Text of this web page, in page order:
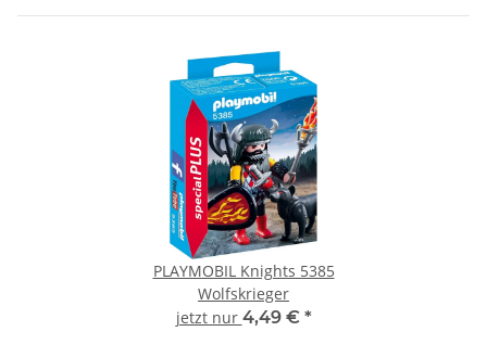
PLAYMOBIL Knights 5385
Wolfskrieger
jetzt nur 4,49 € *